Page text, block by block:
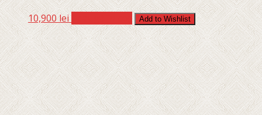
10,900lei Add to Wishlist